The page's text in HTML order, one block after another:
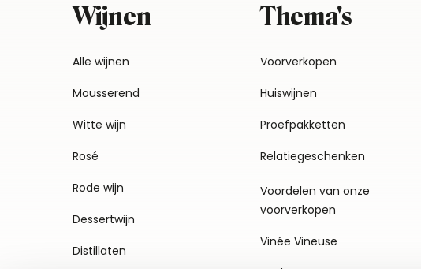
Wijnen
Alle wijnen
Mousserend
Witte wijn
Rosé
Rode wijn
Dessertwijn
Distillaten
Thema's
Voorverkopen
Huiswijnen
Proefpakketten
Relatiegeschenken
Voordelen van onze
voorverkopen
Vinée Vineuse